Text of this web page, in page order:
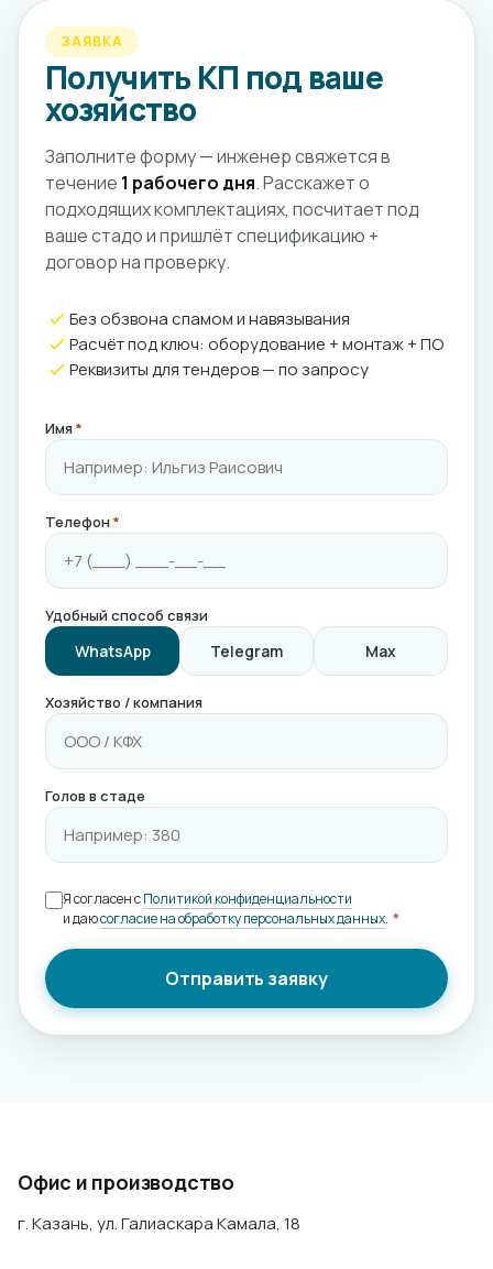
ЗАЯВКА
Получить КП под ваше
хозяйство
Заполните форму — инженер свяжется в
течение 1 рабочего дня. Расскажет о
подходящих комплектациях, посчитает под
ваше стадо и пришлёт спецификацию +
договор на проверку.
Без обзвона спамом и навязывания
Расчёт под ключ: оборудование + монтаж + ПО
Реквизиты для тендеров — по запросу
Имя*
Телефон*
Удобный способ связи
WhatsApp Telegram Max
Хозяйство / компания
Голов в стаде
Я согласен сПолитикой конфиденциальности
и даюсогласие на обработку персональных данных. *
Отправить заявку
Офис и производство
г. Казань, ул. Галиаскара Камала, 18